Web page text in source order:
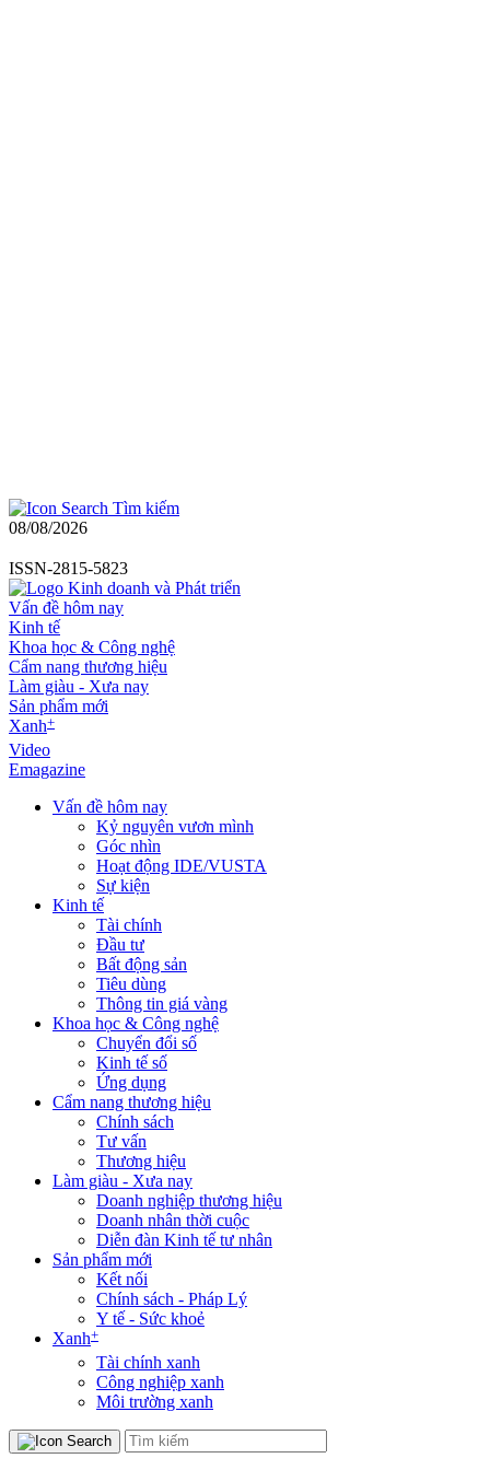
Tìm kiếm
08/08/2026
ISSN-2815-5823
Vấn đề hôm nay
Kinh tế
Khoa học & Công nghệ
Cẩm nang thương hiệu
Làm giàu - Xưa nay
Sản phẩm mới
Xanh+
Video
Emagazine
Vấn đề hôm nay
Kỷ nguyên vươn mình
Góc nhìn
Hoạt động IDE/VUSTA
Sự kiện
Kinh tế
Tài chính
Đầu tư
Bất động sản
Tiêu dùng
Thông tin giá vàng
Khoa học & Công nghệ
Chuyển đổi số
Kinh tế số
Ứng dụng
Cẩm nang thương hiệu
Chính sách
Tư vấn
Thương hiệu
Làm giàu - Xưa nay
Doanh nghiệp thương hiệu
Doanh nhân thời cuộc
Diễn đàn Kinh tế tư nhân
Sản phẩm mới
Kết nối
Chính sách - Pháp Lý
Y tế - Sức khoẻ
Xanh+
Tài chính xanh
Công nghiệp xanh
Môi trường xanh